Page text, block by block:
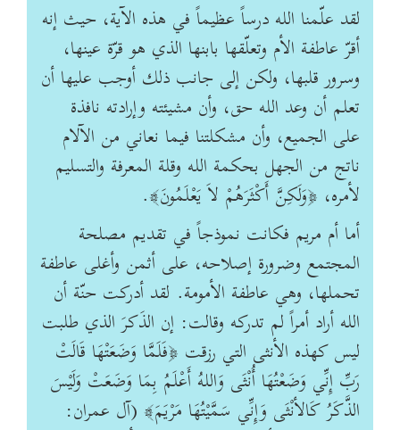
لقد علّمنا الله درساً عظيماً في هذه الآية، حيث إنه
أقرّ عاطفة الأم وتعلّقها بابنها الذي هو قرّة عينها،
وسرور قلبها، ولكن إلى جانب ذلك أوجب عليها أن
تعلم أن وعد الله حق، وأن مشيئته وإرادته نافذة
على الجميع، وأن مشكلتنا فيما نعاني من الآلام
ناتج من الجهل بحكمة الله وقلة المعرفة والتسليم
لأمره، ﴿وَلَكِنَّ أَكْثَرَهُمْ لاَ يَعْلَمُونَ﴾.
أما أم مريم فكانت نموذجاً في تقديم مصلحة
المجتمع وضرورة إصلاحه، على أثمن وأغلى عاطفة
تحملها، وهي عاطفة الأمومة. لقد أدركت حنّة أن
الله أراد أمراً لم تدركه وقالت: إن الذَكرَ الذي طلبت
ليس كهذه الأنثى التي رزقت ﴿فَلَمَّا وَضَعَتْهَا قَالَتْ
رَبِّ إِنِّي وَضَعْتُهَا أُنْثَى وَاللهُ أَعْلَمُ بِمَا وَضَعَتْ وَلَيْسَ
الذَّكَرُ كَالأنْثَى وَإِنِّي سَمَّيْتُهَا مَرْيَمَ﴾ (آل عمران: